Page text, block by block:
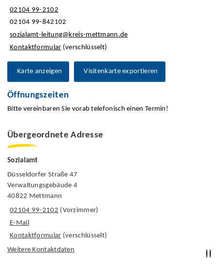
02104 99-2102
02104 99-842102
sozialamt-leitung@kreis-mettmann.de
Kontaktformular (verschlüsselt)
Karte anzeigen Visitenkarte exportieren
Öffnungszeiten
Bitte vereinbaren Sie vorab telefonisch einen Termin!
Übergeordnete Adresse
Sozialamt
Düsseldorfer Straße 47
Verwaltungsgebäude 4
40822 Mettmann
02104 99-2102 (Vorzimmer)
E-Mail
Kontaktformular (verschlüsselt)
Weitere Kontaktdaten